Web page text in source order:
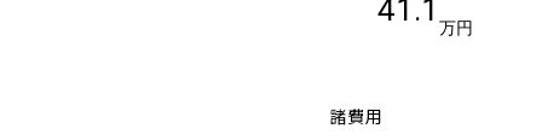
41.1
万円
諸費用